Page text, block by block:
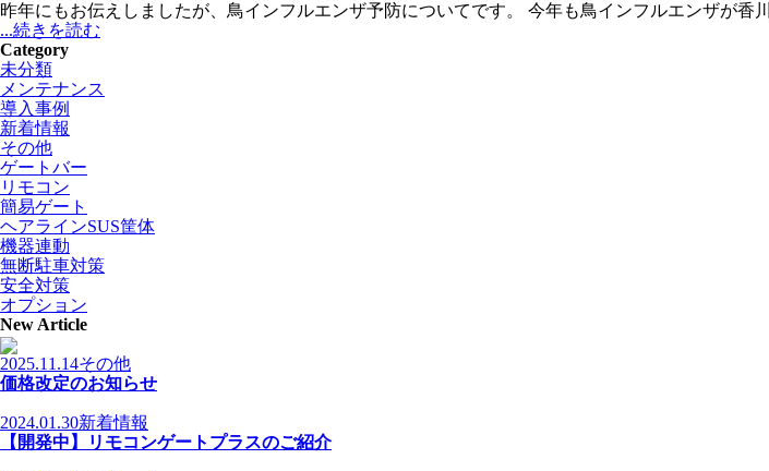
昨年にもお伝えしましたが、鳥インフルエンザ予防についてです。 今年も鳥インフルエンザが香
...続きを読む
Category
未分類
メンテナンス
導入事例
新着情報
その他
ゲートバー
リモコン
簡易ゲート
ヘアラインSUS筐体
機器連動
無断駐車対策
安全対策
オプション
New Article
2025.11.14その他
価格改定のお知らせ
2024.01.30新着情報
【開発中】リモコンゲートプラスのご紹介